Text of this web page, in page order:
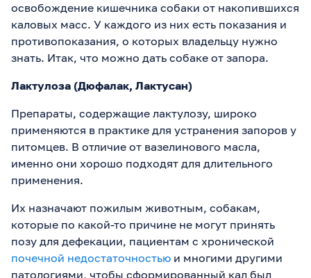
освобождение кишечника собаки от накопившихся
каловых масс. У каждого из них есть показания и
противопоказания, о которых владельцу нужно
знать. Итак, что можно дать собаке от запора.
Лактулоза (Дюфалак, Лактусан)
Препараты, содержащие лактулозу, широко
применяются в практике для устранения запоров у
питомцев. В отличие от вазелинового масла,
именно они хорошо подходят для длительного
применения.
Их назначают пожилым животным, собакам,
которые по какой-то причине не могут принять
позу для дефекации, пациентам с хронической
почечной недостаточностью и многими другими
патологиями, чтобы сформированный кал был